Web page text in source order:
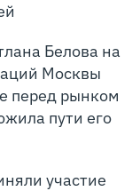
Белова на
Москвы
перед рынком
пути его
участие